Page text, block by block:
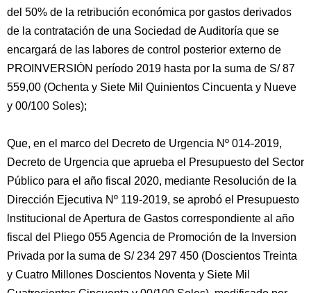
del 50% de la retribución económica por gastos derivados
de la contratación de una Sociedad de Auditoría que se
encargará de las labores de control posterior externo de
PROINVERSIÓN período 2019 hasta por la suma de S/ 87
559,00 (Ochenta y Siete Mil Quinientos Cincuenta y Nueve
y 00/100 Soles);
Que, en el marco del Decreto de Urgencia Nº 014-2019,
Decreto de Urgencia que aprueba el Presupuesto del Sector
Público para el año fiscal 2020, mediante Resolución de la
Dirección Ejecutiva Nº 119-2019, se aprobó el Presupuesto
lnstitucional de Apertura de Gastos correspondiente al año
fiscal del Pliego 055 Agencia de Promoción de Ia Inversion
Privada por la suma de S/ 234 297 450 (Doscientos Treinta
y Cuatro Millones Doscientos Noventa y Siete Mil